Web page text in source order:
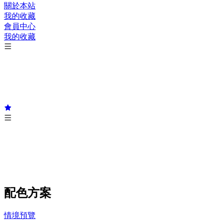
關於本站
我的收藏
會員中心
我的收藏
配色方案
情境預覽